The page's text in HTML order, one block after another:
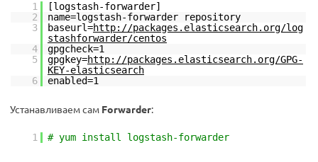
1
[logstash-forwarder]
2
name=logstash-forwarder repository
3
baseurl=http://packages.elasticsearch.org/log
stashforwarder/centos
4
gpgcheck=1
5
gpgkey=http://packages.elasticsearch.org/GPG-
KEY-elasticsearch
6
enabled=1
Устанавливаем сам Forwarder:
1 # yum install logstash-forwarder